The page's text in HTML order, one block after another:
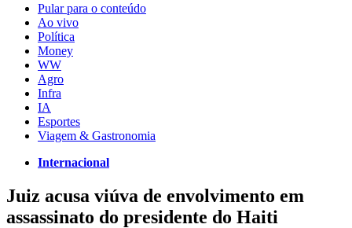
Pular para o conteúdo
Ao vivo
Política
Money
WW
Agro
Infra
IA
Esportes
Viagem & Gastronomia
Internacional
Juiz acusa viúva de envolvimento em
assassinato do presidente do Haiti